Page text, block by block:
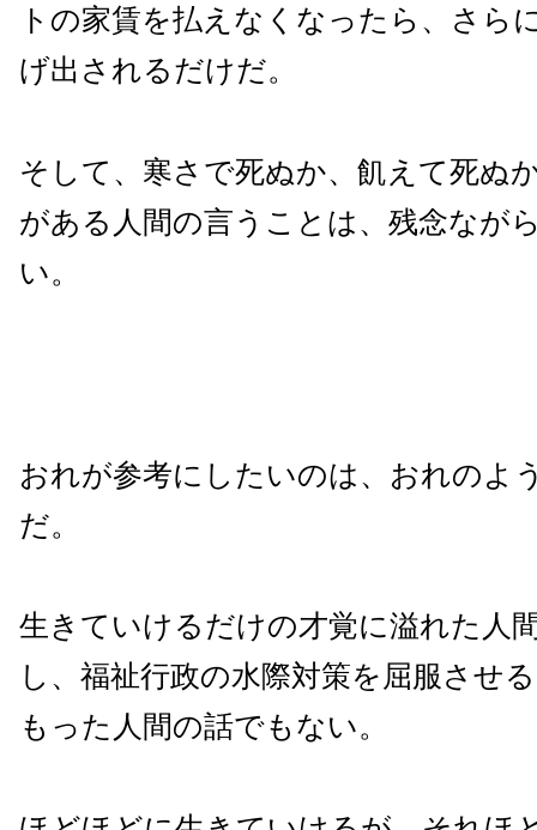
トの家賃を払えなくなったら、さら
げ出されるだけだ。
そして、寒さで死ぬか、飢えて死ぬ
がある人間の言うことは、残念なが
い。
おれが参考にしたいのは、おれのよ
だ。
生きていけるだけの才覚に溢れた人
し、福祉行政の水際対策を屈服させ
もった人間の話でもない。